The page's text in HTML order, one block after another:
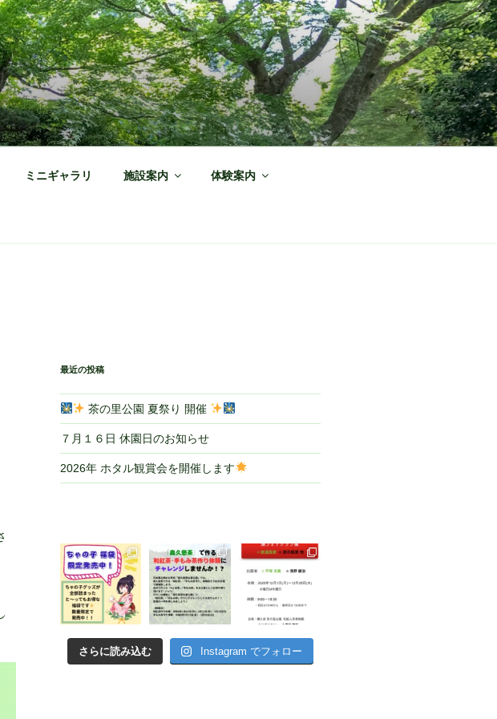
ージ
ミニギャラリ 施設案内 体験案内
最近の投稿
茶の里公園 夏祭り 開催
７月１６日 休園日のお知らせ
2026年 ホタル観賞会を開催します
さらに読み込む Instagram でフォロー